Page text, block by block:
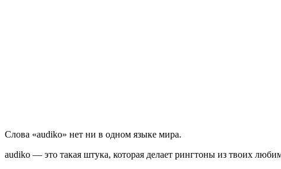
Слова «audiko» нет ни в одном языке мира.
audiko — это такая штука, которая делает рингтоны из твоих